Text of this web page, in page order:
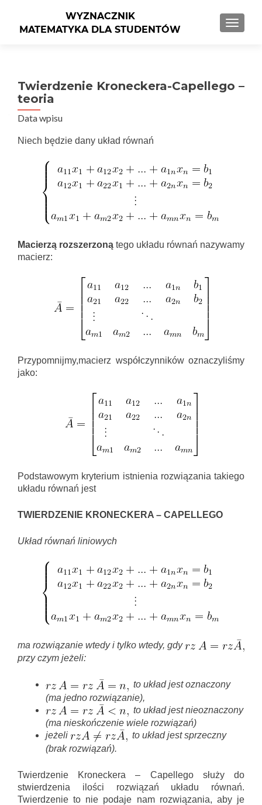
Twierdzenie Kroneckera-Capellego –
teoria
Data wpisu
Niech będzie dany układ równań
Macierzą rozszerzoną tego układu równań nazywamy
macierz:
Przypomnijmy,macierz współczynników oznaczyliśmy
jako:
Podstawowym kryterium istnienia rozwiązania takiego
układu równań jest
TWIERDZENIE KRONECKERA – CAPELLEGO
Układ równań liniowych
ma rozwiązanie wtedy i tylko wtedy, gdy
przy czym jeżeli:
to układ jest oznaczony
(ma jedno rozwiązanie),
to układ jest nieoznaczony
(ma nieskończenie wiele rozwiązań)
jeżeli
to układ jest sprzeczny
(brak rozwiązań).
Twierdzenie Kroneckera – Capellego służy do
stwierdzenia ilości rozwiązań układu równań.
Twierdzenie to nie podaje nam rozwiązania, aby je